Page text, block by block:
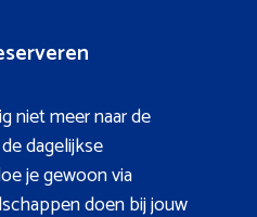
niet meer naar de
dagelijkse
je gewoon via
doen bij jouw